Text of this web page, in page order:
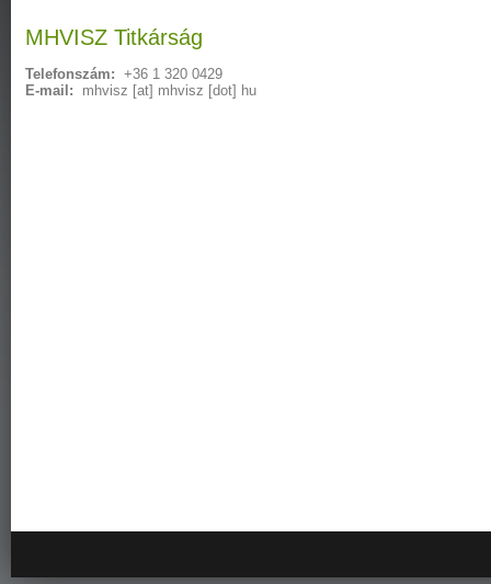
MHVISZ Titkárság
Telefonszám: +36 1 320 0429
E-mail:
mhvisz [at] mhvisz [dot] hu